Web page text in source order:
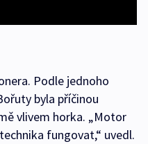
Podle jednoho
byla příčinou
vlivem horka. „Motor
fungovat,“ uvedl.